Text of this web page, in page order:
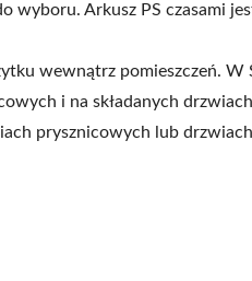
Arkusz PS czasami
wewnątrz pomieszczeń. W
i na składanych
prysznicowych lub